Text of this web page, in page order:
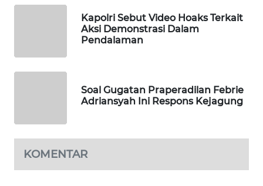
Kapolri Sebut Video Hoaks Terkait
Aksi Demonstrasi Dalam
Pendalaman
Soal Gugatan Praperadilan Febrie
Adriansyah Ini Respons Kejagung
KOMENTAR
ID
PLN